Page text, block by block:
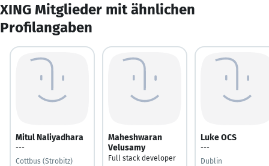
XING Mitglieder mit ähnlichen
Profilangaben
Mitul Naliyadhara
---
Cottbus (Strobitz)
Maheshwaran
Velusamy
Full stack developer
Luke OCS
---
Dublin